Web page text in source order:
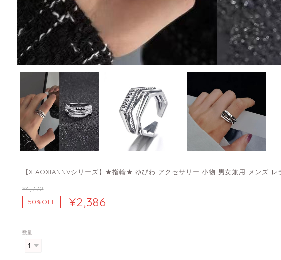
【XIAOXIANNVシリーズ】★指輪★ ゆびわ アクセサリー 小物 男女兼用 メンズ レ
¥4,772
50%OFF
¥2,386
数量